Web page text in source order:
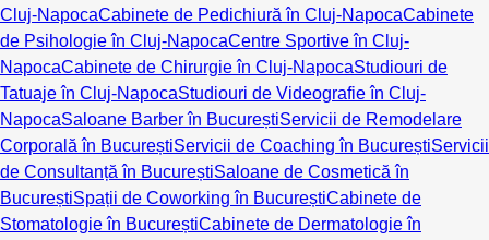
Cluj-NapocaCabinete de Pedichiură în Cluj-NapocaCabinete
de Psihologie în Cluj-NapocaCentre Sportive în Cluj-
NapocaCabinete de Chirurgie în Cluj-NapocaStudiouri de
Tatuaje în Cluj-NapocaStudiouri de Videografie în Cluj-
NapocaSaloane Barber în BucureștiServicii de Remodelare
Corporală în BucureștiServicii de Coaching în BucureștiServicii
de Consultanță în BucureștiSaloane de Cosmetică în
BucureștiSpații de Coworking în BucureștiCabinete de
Stomatologie în BucureștiCabinete de Dermatologie în